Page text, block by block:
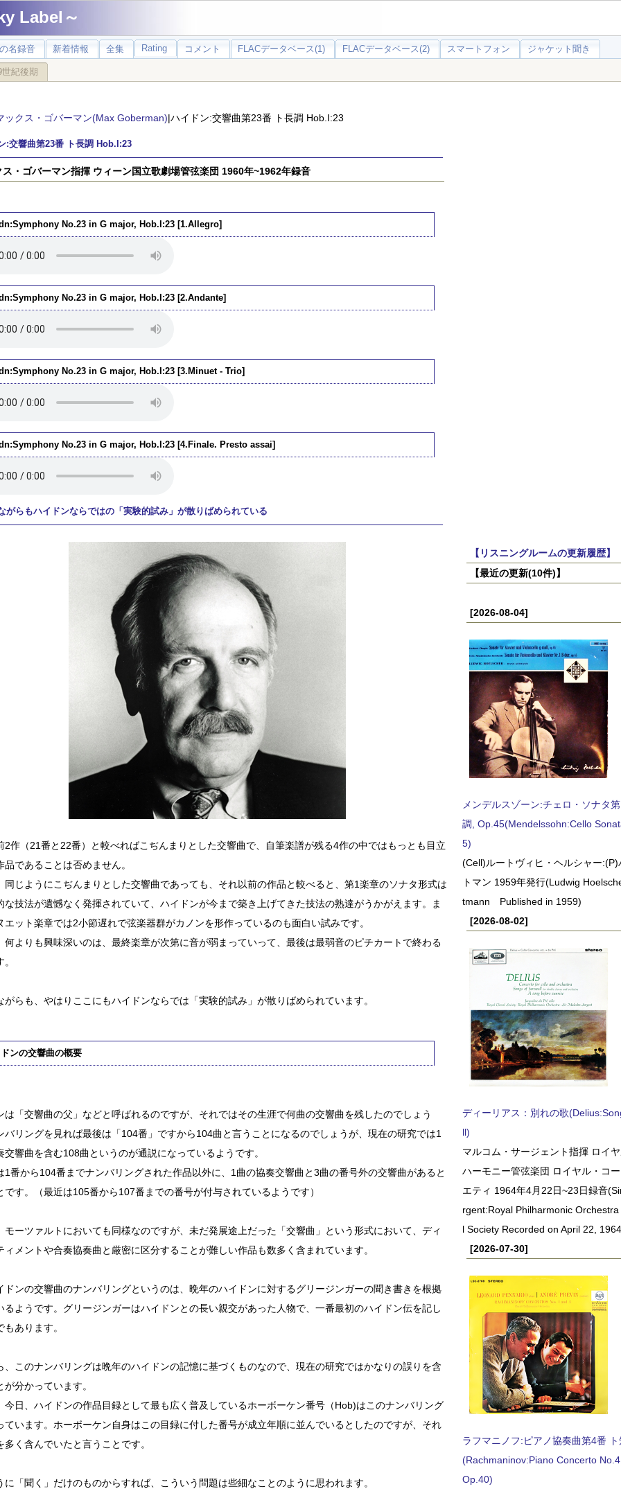
Label～
名録音 新着情報 全集 Rating コメント FLACデータベース(1) FLACデータベース(2) スマートフォン ジャケット聞き
世紀後期
ックス・ゴバーマン(Max Goberman)|ハイドン:交響曲第23番 ト長調 Hob.I:23
:交響曲第23番 ト長調 Hob.I:23
ス・ゴバーマン指揮 ウィーン国立歌劇場管弦楽団 1960年~1962年録音
No.23 in G major, Hob.I:23 [1.Allegro]
No.23 in G major, Hob.I:23 [2.Andante]
No.23 in G major, Hob.I:23 [3.Minuet - Trio]
No.23 in G major, Hob.I:23 [4.Finale. Presto assai]
がらもハイドンならではの「実験的試み」が散りばめられている
2作（21番と22番）と較べればこぢんまりとした交響曲で、自筆楽譜が残る4作の中ではもっとも目立
品であることは否めません。
同じようにこぢんまりとした交響曲であっても、それ以前の作品と較べると、第1楽章のソナタ形式は
な技法が遺憾なく発揮されていて、ハイドンが今まで築き上げてきた技法の熟達がうかがえます。ま
エット楽章では2小節遅れで弦楽器群がカノンを形作っているのも面白い試みです。
何よりも興味深いのは、最終楽章が次第に音が弱まっていって、最後は最弱音のピチカートで終わる
がらも、やはりここにもハイドンならでは「実験的試み」が散りばめられています。
ンの交響曲の概要
は「交響曲の父」などと呼ばれるのですが、それではその生涯で何曲の交響曲を残したのでしょう
バリングを見れば最後は「104番」ですから104曲と言うことになるのでしょうが、現在の研究では1
交響曲を含む108曲というのが通説になっているようです。
1番から104番までナンバリングされた作品以外に、1曲の協奏交響曲と3曲の番号外の交響曲があると
です。（最近は105番から107番までの番号が付与されているようです）
モーツァルトにおいても同様なのですが、未だ発展途上だった「交響曲」という形式において、ディ
ィメントや合奏協奏曲と厳密に区分することが難しい作品も数多く含まれています。
ドンの交響曲のナンバリングというのは、晩年のハイドンに対するグリージンガーの聞き書きを根拠
るようです。グリージンガーはハイドンとの長い親交があった人物で、一番最初のハイドン伝を記し
もあります。
、このナンバリングは晩年のハイドンの記憶に基づくものなので、現在の研究ではかなりの誤りを含
が分かっています。
今日、ハイドンの作品目録として最も広く普及しているホーボーケン番号（Hob)はこのナンバリング
ています。ホーボーケン自身はこの目録に付した番号が成立年順に並んでいるとしたのですが、それ
多く含んでいたと言うことです。
に「聞く」だけのものからすれば、こういう問題は些細なことのように思われます。
【リスニングルームの更新履歴】
【最近の更新(10件)】
[2026-08-04]
メンデルスゾーン:チェロ・ソナタ
調, Op.45(Mendelssohn:Cello
5)
(Cell)ルートヴィヒ・ヘルシャー
トマン 1959年発行(Ludwig
tmann Published in 1959)
[2026-08-02]
ディーリアス：別れの歌
ll)
マルコム・サージェント指揮 ロイ
ハーモニー管弦楽団 ロイヤル・コ
エティ 1964年4月22日~23日録音
rgent:Royal Philharmonic
l Society Recorded on April 22,
[2026-07-30]
ラフマニノフ:ピアノ協奏曲第4番
(Rachmaninov:Piano Concerto
Op.40)